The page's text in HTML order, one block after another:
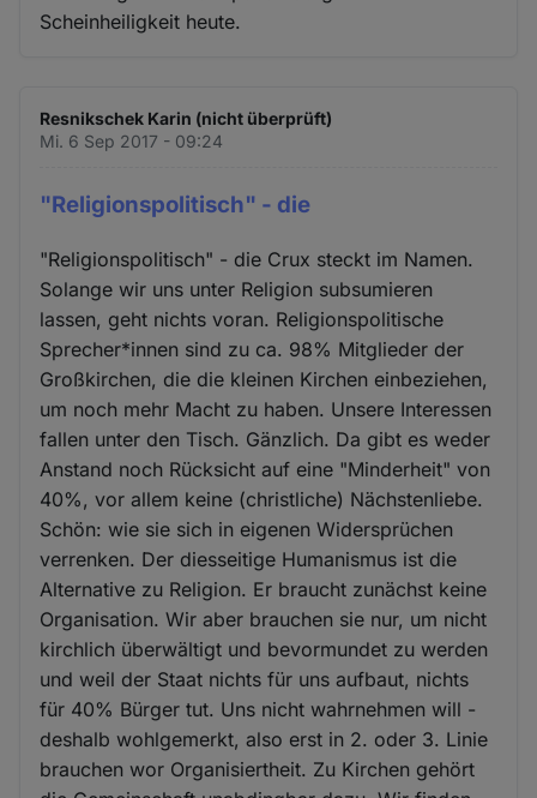
Scheinheiligkeit heute.
Resnikschek Karin (nicht überprüft)
Mi. 6 Sep 2017 - 09:24
"Religionspolitisch" - die
"Religionspolitisch" - die Crux steckt im Namen.
Solange wir uns unter Religion subsumieren
lassen, geht nichts voran. Religionspolitische
Sprecher*innen sind zu ca. 98% Mitglieder der
Großkirchen, die die kleinen Kirchen einbeziehen,
um noch mehr Macht zu haben. Unsere Interessen
fallen unter den Tisch. Gänzlich. Da gibt es weder
Anstand noch Rücksicht auf eine "Minderheit" von
40%, vor allem keine (christliche) Nächstenliebe.
Schön: wie sie sich in eigenen Widersprüchen
verrenken. Der diesseitige Humanismus ist die
Alternative zu Religion. Er braucht zunächst keine
Organisation. Wir aber brauchen sie nur, um nicht
kirchlich überwältigt und bevormundet zu werden
und weil der Staat nichts für uns aufbaut, nichts
für 40% Bürger tut. Uns nicht wahrnehmen will -
deshalb wohlgemerkt, also erst in 2. oder 3. Linie
brauchen wor Organisiertheit. Zu Kirchen gehört